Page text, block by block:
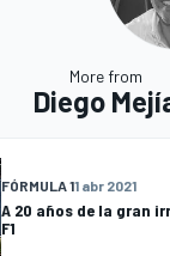
More from
Diego
FÓRMULA 11 abr 2021
A 20 años de la gran
F1